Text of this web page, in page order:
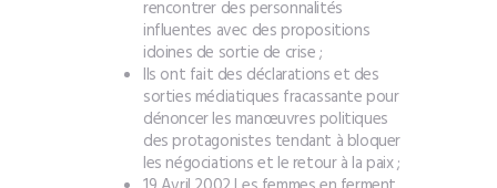
rencontrer des personnalités
influentes avec des propositions
idoines de sortie de crise ;
Ils ont fait des déclarations et des
sorties médiatiques fracassante pour
dénoncer les manœuvres politiques
des protagonistes tendant à bloquer
les négociations et le retour à la paix ;